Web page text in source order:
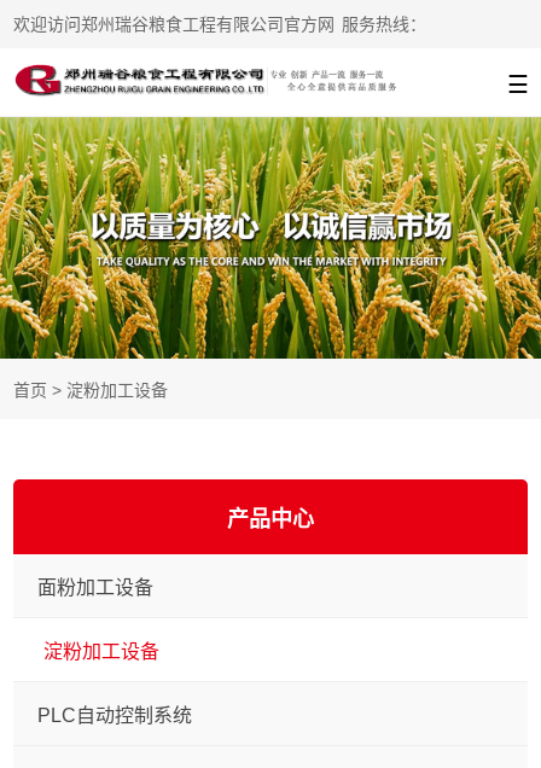
欢迎访问郑州瑞谷粮食工程有限公司官方网
站
服务热线：
13938215776 ☰
首页 > 淀粉加工设备
产品中心
面粉加工设备
淀粉加工设备
PLC自动控制系统